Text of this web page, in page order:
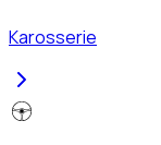
Karosserie